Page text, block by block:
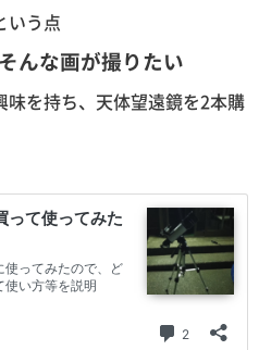
いう点
んな画が撮りたい
を持ち、天体望遠鏡を2本購